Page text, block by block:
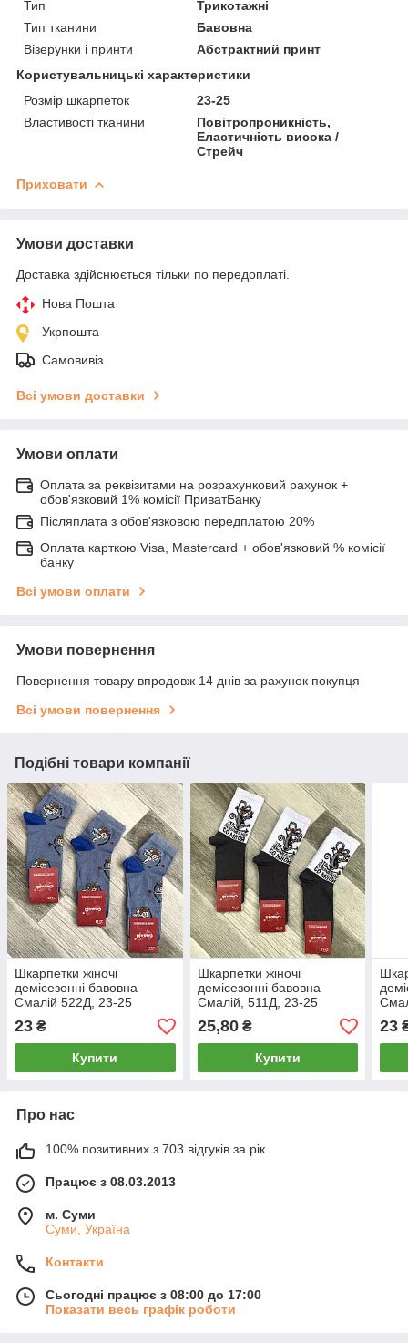
Тип
Трикотажні
Тип тканини
Бавовна
Візерунки і принти
Абстрактний принт
Користувальницькі характеристики
Розмір шкарпеток
23-25
Властивості тканини
Повітропроникність,
Еластичність висока /
Стрейч
Приховати
Умови доставки
Доставка здійснюється тільки по передоплаті.
Нова Пошта
Укрпошта
Самовивіз
Всі умови доставки
Умови оплати
Оплата за реквізитами на розрахунковий рахунок +
обов'язковий 1% комісії ПриватБанку
Післяплата з обов'язковою передплатою 20%
Оплата карткою Visa, Mastercard + обов'язковий % комісії
банку
Всі умови оплати
Умови повернення
Повернення товару впродовж 14 днів за рахунок покупця
Всі умови повернення
Подібні товари компанії
Шкарпетки жіночі
демісезонні бавовна
Смалій 522Д, 23-25
розмір, 14026
23 ₴
Купити
Шкарпетки жіночі
демісезонні бавовна
Смалій, 511Д, 23-25
розмір, 40365
25,80₴
Купити
23
Про нас
100% позитивних з 703 відгуків за рік
Працює з 08.03.2013
м. Суми
Суми, Україна
Контакти
Сьогодні працює з 08:00 до 17:00
Показати весь графік роботи